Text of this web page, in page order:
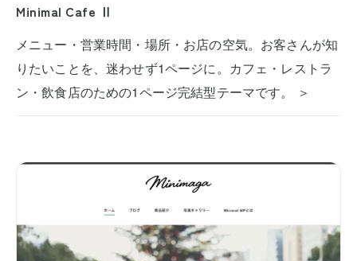
Minimal Cafe Ⅱ
メニュー・営業時間・場所・お店の空気。お客さんが知
りたいことを、迷わせず1ページに。カフェ・レストラ
ン・飲食店のための1ページ完結型テーマです。 ＞